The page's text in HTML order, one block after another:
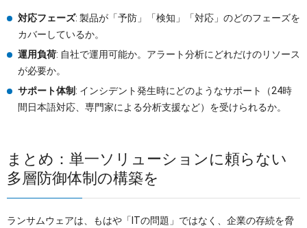
対応フェーズ: 製品が「予防」「検知」「対応」のどのフェーズを
カバーしているか。
運用負荷: 自社で運用可能か。アラート分析にどれだけのリソース
が必要か。
サポート体制: インシデント発生時にどのようなサポート（24時
間日本語対応、専門家による分析支援など）を受けられるか。
まとめ：単一ソリューションに頼らない
多層防御体制の構築を
ランサムウェアは、もはや「ITの問題」ではなく、企業の存続を脅